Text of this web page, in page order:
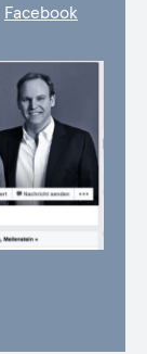
Facebook